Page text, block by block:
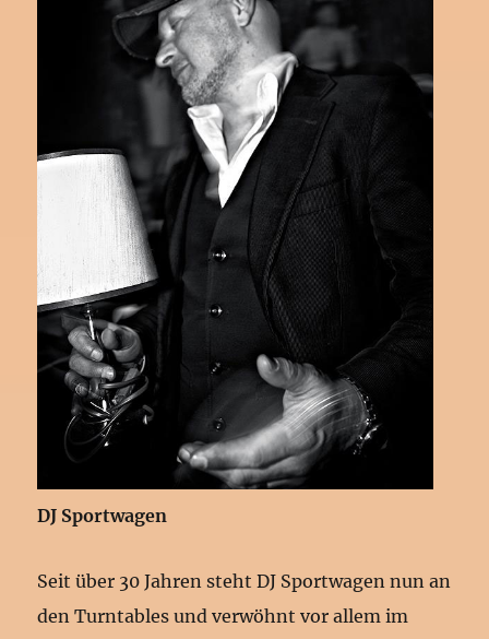
DJ Sportwagen
Seit über 30 Jahren steht DJ Sportwagen nun an
den Turntables und verwöhnt vor allem im